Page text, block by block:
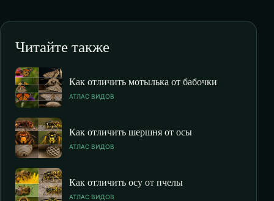
Читайте также
Как отличить мотылька от бабочки
АТЛАС ВИДОВ
Как отличить шершня от осы
АТЛАС ВИДОВ
Как отличить осу от пчелы
АТЛАС ВИДОВ